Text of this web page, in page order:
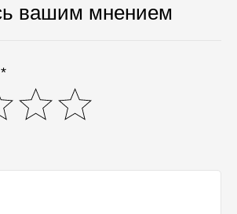
вашим мнением